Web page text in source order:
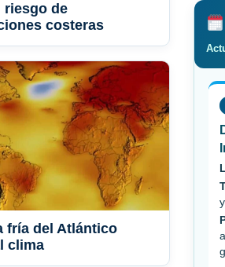
riesgo de
costeras
fría del Atlántico
clima